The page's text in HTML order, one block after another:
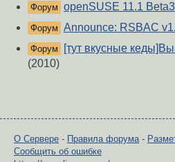
Форум openSUSE 11.1 Beta3
Форум Announce: RSBAC
Форум
[тут вкусные
(2010)
О Сервере - Правила форума-
Сообщить об ошибке